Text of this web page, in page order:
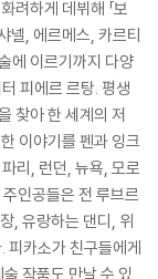
려하게 데뷔해 「보
샤넬, 에르메스, 카르티
에 이르기까지 다양
피에르 르탕. 평생
찾아 한 세계의 저
이야기를 펜과 잉크
리, 런던, 뉴욕, 모로
인공들은 전 루브르
, 유랑하는 댄디, 위
피카소가 친구들에게
작품도 만날 수 있